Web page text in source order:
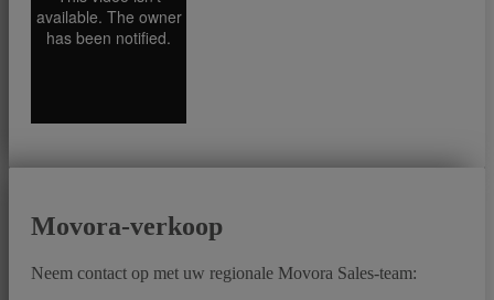
Movora-verkoop
Neem contact op met uw regionale Movora Sales-team: